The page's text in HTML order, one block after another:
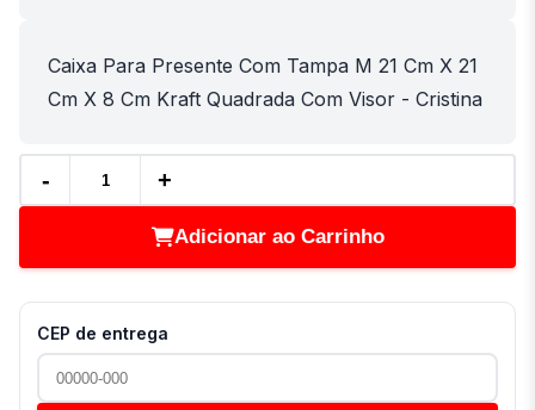
Caixa Para Presente Com Tampa M 21 Cm X 21
Cm X 8 Cm Kraft Quadrada Com Visor - Cristina
- +
Adicionar ao Carrinho
CEP de entrega